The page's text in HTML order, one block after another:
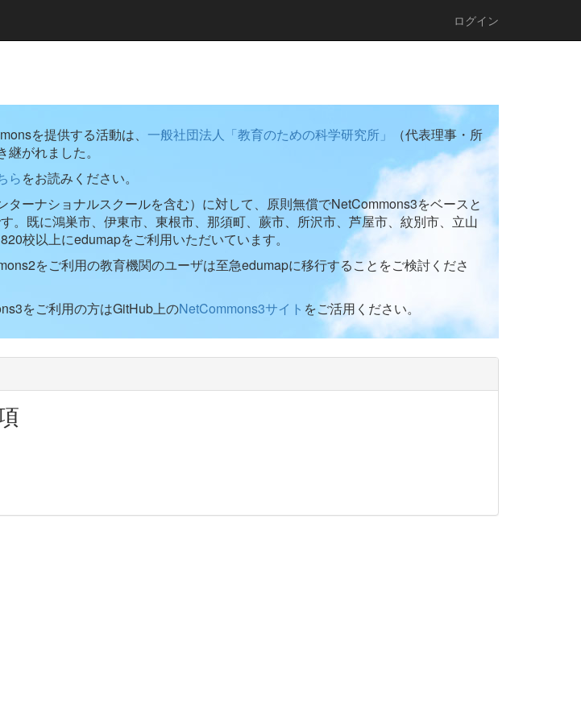
ログイン
を提供する活動は、 一般社団法人「教育のための科学研究所」
（代表理事・所
継がれました。
らをお読みください。
ーナショナルスクールを含む）に対して、原則無償でNetCommons3をベースと
。既に鴻巣市、伊東市、東根市、那須町、蕨市、所沢市、芦屋市、紋別市、立山
校以上にedumapをご利用いただいています。
をご利用の教育機関のユーザは至急edumapに移行することをご検討くださ
をご利用の方はGitHub上のNetCommons3サイト をご活用ください。